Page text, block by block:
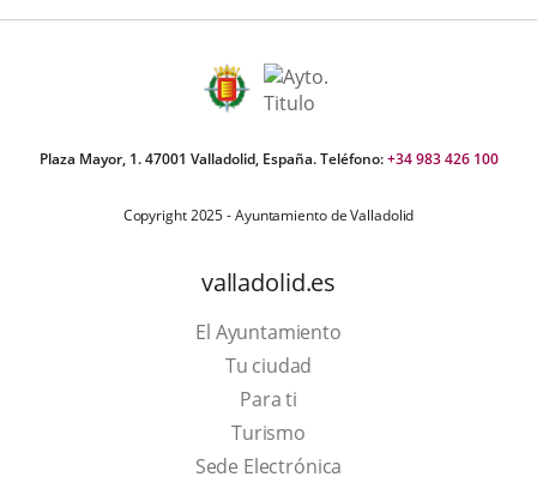
Plaza Mayor, 1. 47001 Valladolid, España. Teléfono:+34 983 426 100
Copyright 2025 - Ayuntamiento de Valladolid
valladolid.es
El Ayuntamiento
Tu ciudad
Para ti
TurismoThis
link
Sede Electrónica